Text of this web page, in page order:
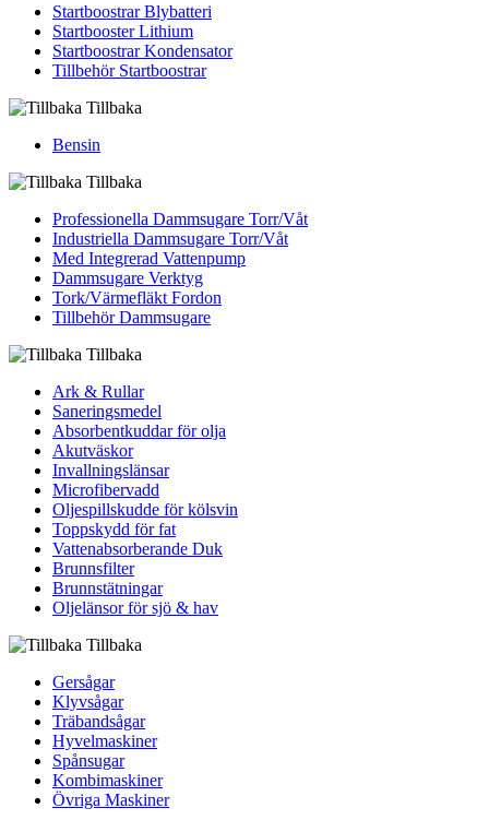
Startboostrar Blybatteri
Startbooster Lithium
Startboostrar Kondensator
Tillbehör Startboostrar
Tillbaka
Bensin
Tillbaka
Professionella Dammsugare Torr/Våt
Industriella Dammsugare Torr/Våt
Med Integrerad Vattenpump
Dammsugare Verktyg
Tork/Värmefläkt Fordon
Tillbehör Dammsugare
Tillbaka
Ark & Rullar
Saneringsmedel
Absorbentkuddar för olja
Akutväskor
Invallningslänsar
Microfibervadd
Oljespillskudde för kölsvin
Toppskydd för fat
Vattenabsorberande Duk
Brunnsfilter
Brunnstätningar
Oljelänsor för sjö & hav
Tillbaka
Gersågar
Klyvsågar
Träbandsågar
Hyvelmaskiner
Spånsugar
Kombimaskiner
Övriga Maskiner